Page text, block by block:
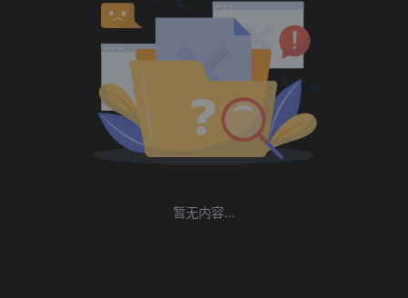
暂无内容...